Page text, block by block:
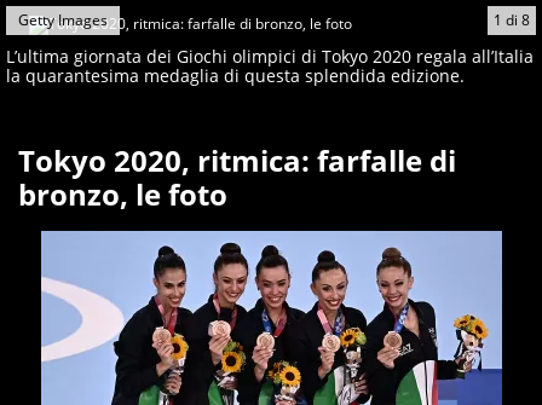
1 di 8
Getty Images
L’ultima giornata dei Giochi olimpici di Tokyo 2020 regala all’Italia
la quarantesima medaglia di questa splendida edizione.
Tokyo 2020, ritmica: farfalle di
bronzo, le foto